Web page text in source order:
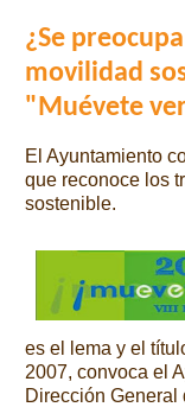
¿Se
movilidad
"Muévete
El Ayuntamiento
que reconoce los
sostenible.
es el lema y el
2007, convoca el
Dirección